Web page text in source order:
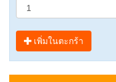
เพิ่มในตะกร้า